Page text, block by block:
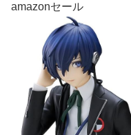
amazonセール